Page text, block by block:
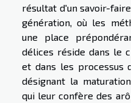
résultat d'un savoir-
génération, où les
une place
délices réside dans le
et dans les processus
désignant la
qui leur confère des